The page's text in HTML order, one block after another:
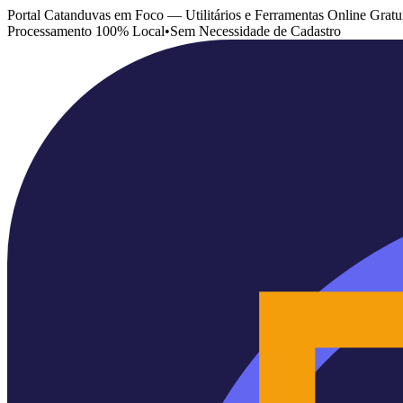
Portal Catanduvas em Foco — Utilitários e Ferramentas Online
Processamento 100% Local•Sem Necessidade de Cadastro